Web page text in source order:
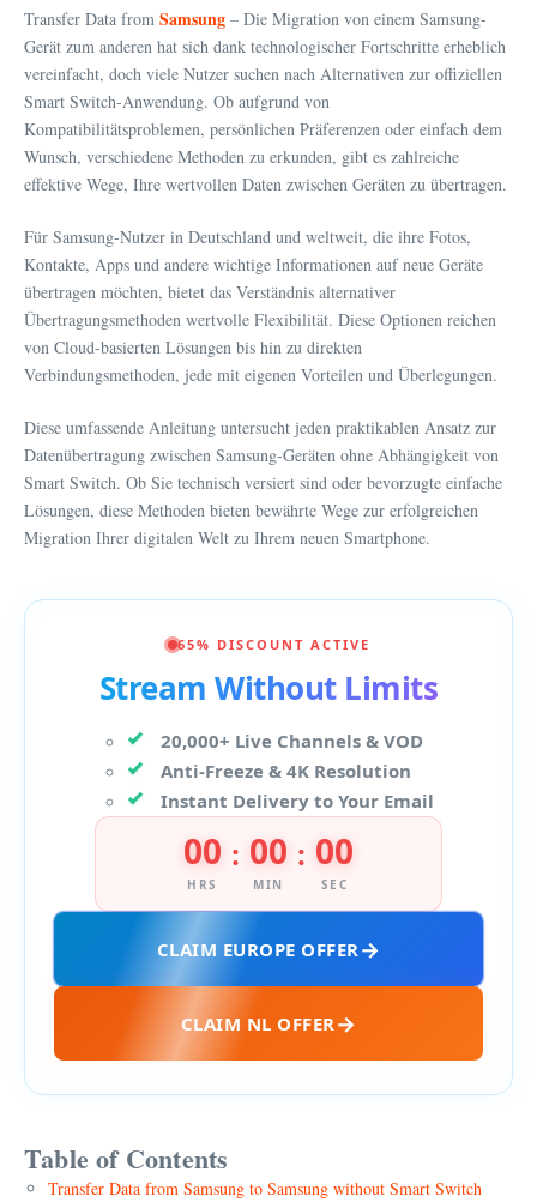
Transfer Data from Samsung – Die Migration von einem Samsung-
Gerät zum anderen hat sich dank technologischer Fortschritte erheblich
vereinfacht, doch viele Nutzer suchen nach Alternativen zur offiziellen
Smart Switch-Anwendung. Ob aufgrund von
Kompatibilitätsproblemen, persönlichen Präferenzen oder einfach dem
Wunsch, verschiedene Methoden zu erkunden, gibt es zahlreiche
effektive Wege, Ihre wertvollen Daten zwischen Geräten zu übertragen.
Für Samsung-Nutzer in Deutschland und weltweit, die ihre Fotos,
Kontakte, Apps und andere wichtige Informationen auf neue Geräte
übertragen möchten, bietet das Verständnis alternativer
Übertragungsmethoden wertvolle Flexibilität. Diese Optionen reichen
von Cloud-basierten Lösungen bis hin zu direkten
Verbindungsmethoden, jede mit eigenen Vorteilen und Überlegungen.
Diese umfassende Anleitung untersucht jeden praktikablen Ansatz zur
Datenübertragung zwischen Samsung-Geräten ohne Abhängigkeit von
Smart Switch. Ob Sie technisch versiert sind oder bevorzugte einfache
Lösungen, diese Methoden bieten bewährte Wege zur erfolgreichen
Migration Ihrer digitalen Welt zu Ihrem neuen Smartphone.
65% DISCOUNT ACTIVE
Stream Without Limits
20,000+ Live Channels & VOD
Anti-Freeze & 4K Resolution
Instant Delivery to Your Email
00
HRS
: 00
MIN
: 00
SEC
CLAIM EUROPE OFFER
CLAIM NL OFFER
Table of Contents
Transfer Data from Samsung to Samsung without Smart Switch